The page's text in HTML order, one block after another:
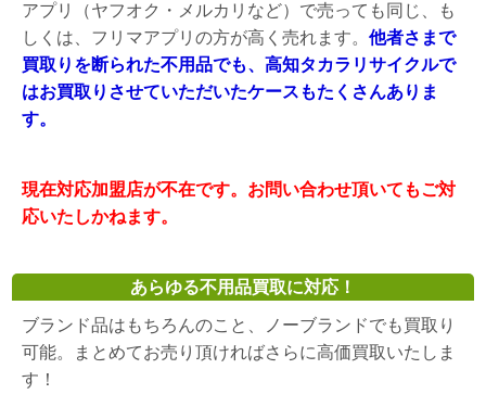
アプリ（ヤフオク・メルカリなど）で売っても同じ、も
しくは、フリマアプリの方が高く売れます。 他者さまで
買取りを断られた不用品でも、高知タカラリサイクルで
はお買取りさせていただいたケースもたくさんありま
す。
現在対応加盟店が不在です。お問い合わせ頂いてもご対
応いたしかねます。
あらゆる不用品買取に対応！
ブランド品はもちろんのこと、ノーブランドでも買取り
可能。まとめてお売り頂ければさらに高価買取いたしま
す！